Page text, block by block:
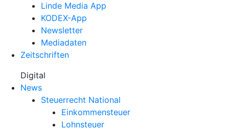
Linde Media App
KODEX-App
Newsletter
Mediadaten
Zeitschriften
Digital
News
Steuerrecht National
Einkommensteuer
Lohnsteuer